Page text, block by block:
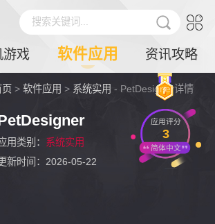
搜索关键词...
游戏 软件应用 资讯攻略
页 >软件应用 > 系统实用 - PetDesigner详情
用类别： 系统实用
新时间：2026-05-22
应用评分
3
简体中文